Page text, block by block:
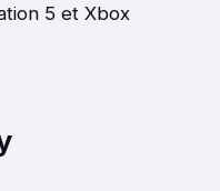
5 et Xbox